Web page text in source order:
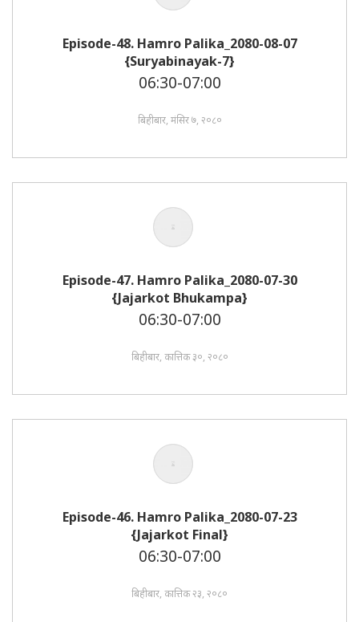
Episode-48. Hamro Palika_2080-08-07
{Suryabinayak-7}
06:30-07:00
बिहीबार, मंसिर ७, २०८०
Episode-47. Hamro Palika_2080-07-30
{Jajarkot Bhukampa}
06:30-07:00
बिहीबार, कात्तिक ३०, २०८०
Episode-46. Hamro Palika_2080-07-23
{Jajarkot Final}
06:30-07:00
बिहीबार, कात्तिक २३, २०८०